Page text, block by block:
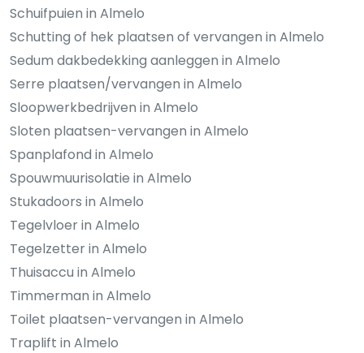
Schuifpuien in Almelo
Schutting of hek plaatsen of vervangen in Almelo
Sedum dakbedekking aanleggen in Almelo
Serre plaatsen/vervangen in Almelo
Sloopwerkbedrijven in Almelo
Sloten plaatsen-vervangen in Almelo
Spanplafond in Almelo
Spouwmuurisolatie in Almelo
Stukadoors in Almelo
Tegelvloer in Almelo
Tegelzetter in Almelo
Thuisaccu in Almelo
Timmerman in Almelo
Toilet plaatsen-vervangen in Almelo
Traplift in Almelo